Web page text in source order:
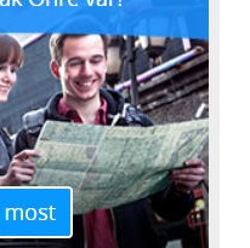
amely ráadásul
Így aztán ha a
akkor is látjuk alulról
is látjuk felülről (90
3,31 colos átlóval
800×480 pixel
AMOLED, tökéletes